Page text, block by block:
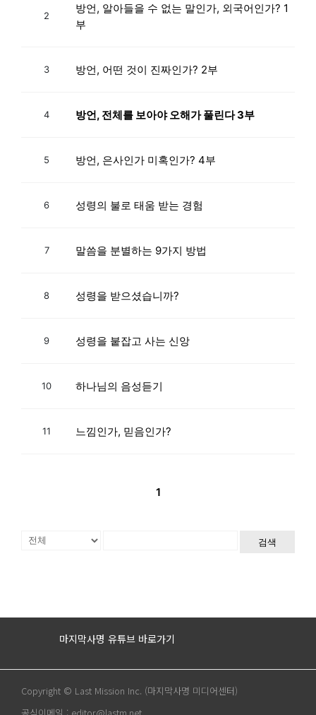
2
방언, 알아들을 수 없는 말인가, 외국어인가? 1
부
3 방언, 어떤 것이 진짜인가? 2부
4 방언, 전체를 보아야 오해가 풀린다 3부
5 방언, 은사인가 미혹인가? 4부
6 성령의 불로 태움 받는 경험
7 말씀을 분별하는 9가지 방법
8 성령을 받으셨습니까?
9 성령을 붙잡고 사는 신앙
10 하나님의 음성듣기
11 느낌인가, 믿음인가?
1
검색
마지막사명 유튜브 바로가기
Copyright © Last Mission Inc. (마지막사명 미디어센터)
공식이메일 : editor@lastm.net